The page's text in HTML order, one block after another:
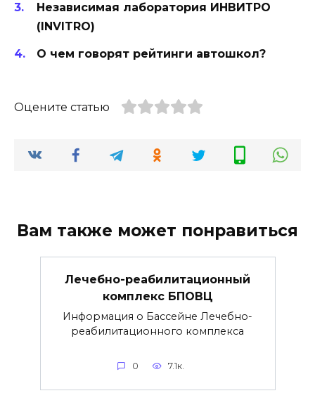
Независимая лаборатория ИНВИТРО
(INVITRO)
О чем говорят рейтинги автошкол?
Оцените статью
Вам также может понравиться
Лечебно-реабилитационный
комплекс БПОВЦ
Информация о Бассейне Лечебно-
реабилитационного комплекса
0 7.1к.